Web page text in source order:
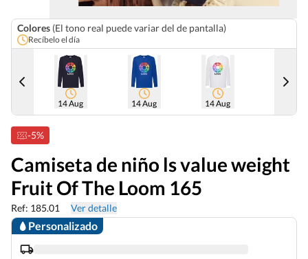
Colores (El tono real puede variar del de pantalla)
Recíbelo el día
14 Aug 14 Aug 14 Aug
-5%
Camiseta de niño ls value weight
Fruit Of The Loom 165
Ref: 185.01 Ver detalle
Personalizado